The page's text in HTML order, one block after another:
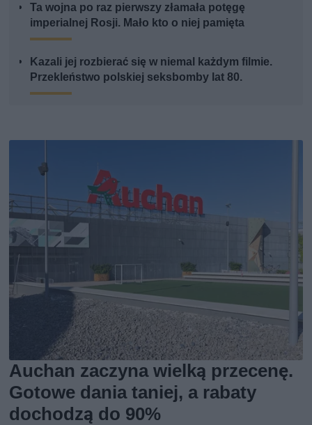
Ta wojna po raz pierwszy złamała potęgę
imperialnej Rosji. Mało kto o niej pamięta
Kazali jej rozbierać się w niemal każdym filmie.
Przekleństwo polskiej seksbomby lat 80.
Auchan zaczyna wielką przecenę.
Gotowe dania taniej, a rabaty
dochodzą do 90%